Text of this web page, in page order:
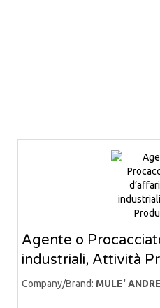
Agente o
industriali, Attività
Company/Brand: MULE'